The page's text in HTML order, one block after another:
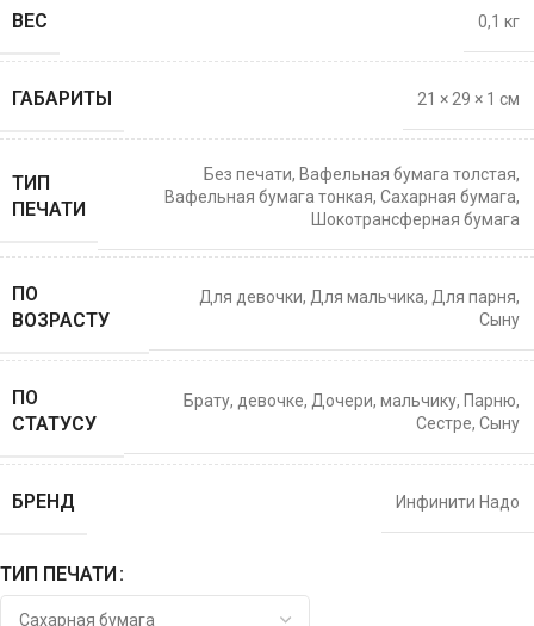
ВЕС 0,1 кг
ГАБАРИТЫ 21 × 29 × 1 см
ТИП
ПЕЧАТИ
Без печати, Вафельная бумага толстая,
Вафельная бумага тонкая, Сахарная бумага,
Шокотрансферная бумага
ПО
ВОЗРАСТУ
Для девочки, Для мальчика, Для парня,
Сыну
ПО
СТАТУСУ
Брату, девочке, Дочери, мальчику, Парню,
Сестре, Сыну
БРЕНД Инфинити Надо
ТИП ПЕЧАТИ